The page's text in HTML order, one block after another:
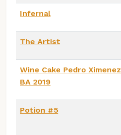
Infernal
The Artist
Wine Cake Pedro Ximenez
BA 2019
Potion #5